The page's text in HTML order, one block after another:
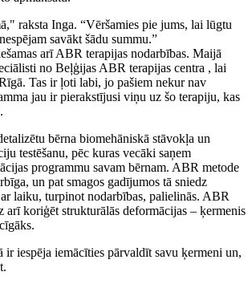
raksta Inga. “Vēršamies pie jums, lai lūgtu
savākt šādu summu.”
arī ABR terapijas nodarbības. Maijā
no Beļģijas ABR terapijas centra , lai
Tas ir ļoti labi, jo pašiem nekur nav
jau ir pierakstījusi viņu uz šo terapiju, kas
bērna biomehāniskā stāvokļa un
testēšanu, pēc kuras vecāki saņem
programmu savam bērnam. ABR metode
un pat smagos gadījumos tā sniedz
laiku, turpinot nodarbības, palielinās. ABR
arī koriģēt strukturālās deformācijas – ķermenis
ir iespēja iemācīties pārvaldīt savu ķermeni un,